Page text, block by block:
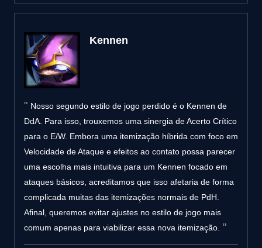
Kennen
Nosso segundo estilo de jogo perdido é o Kennen de
DdA. Para isso, trouxemos uma sinergia de Acerto Crítico
para o E/W. Embora uma itemização híbrida com foco em
Velocidade de Ataque e efeitos ao contato possa parecer
uma escolha mais intuitiva para um Kennen focado em
ataques básicos, acreditamos que isso afetaria de forma
complicada muitas das itemizações normais de PdH.
Afinal, queremos evitar ajustes no estilo de jogo mais
comum apenas para viabilizar essa nova itemização.